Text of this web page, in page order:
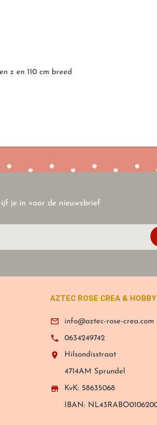
z en 110 cm breed
je in voor de nieuwsbrief
AZTEC ROSE CREA & HOBBY
 info@aztec-rose-crea.com
 0634249742
 Hilsondisstraat
4714AM Sprundel
 KvK: 58635068
IBAN: